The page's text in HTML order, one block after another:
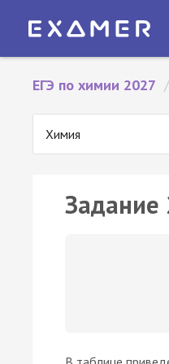
ЕГЭ по химии 2027 /
Химия
Задание